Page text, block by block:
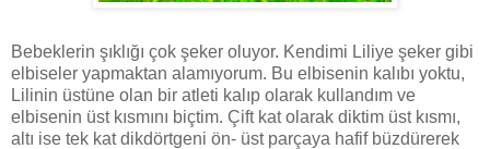
Bebeklerin şıklığı çok şeker oluyor. Kendimi Liliye şeker gibi
elbiseler yapmaktan alamıyorum. Bu elbisenin kalıbı yoktu,
Lilinin üstüne olan bir atleti kalıp olarak kullandım ve
elbisenin üst kısmını biçtim. Çift kat olarak diktim üst kısmı,
altı ise tek kat dikdörtgeni ön- üst parçaya hafif büzdürerek